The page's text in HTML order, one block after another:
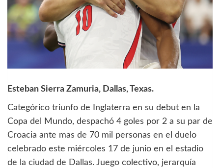
Esteban Sierra Zamuria, Dallas, Texas.
Categórico triunfo de Inglaterra en su debut en la
Copa del Mundo, despachó 4 goles por 2 a su par de
Croacia ante mas de 70 mil personas en el duelo
celebrado este miércoles 17 de junio en el estadio
de la ciudad de Dallas. Juego colectivo, jerarquía